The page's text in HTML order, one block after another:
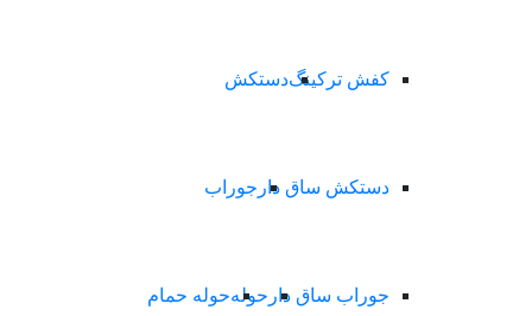
کفش ترکینگدستکش
دستکش ساق دار جوراب
جوراب ساق دار حولهحوله حمام